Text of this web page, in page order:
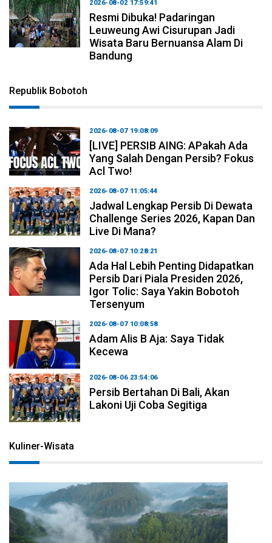
2026-08-02 17:59:41
Resmi Dibuka! Padaringan
Leuweung Awi Cisurupan Jadi
Wisata Baru Bernuansa Alam Di
Bandung
Republik Bobotoh
2026-08-07 19:08:09
[LIVE] PERSIB AING: APakah Ada
Yang Salah Dengan Persib? Fokus
Acl Two!
2026-08-07 11:05:44
Jadwal Lengkap Persib Di Dewata
Challenge Series 2026, Kapan Dan
Live Di Mana?
2026-08-07 10:28:21
Ada Hal Lebih Penting Didapatkan
Persib Dari Piala Presiden 2026,
Igor Tolic: Saya Yakin Bobotoh
Tersenyum
2026-08-07 10:08:58
Adam Alis B Aja: Saya Tidak
Kecewa
2026-08-06 23:54:06
Persib Bertahan Di Bali, Akan
Lakoni Uji Coba Segitiga
Kuliner-Wisata